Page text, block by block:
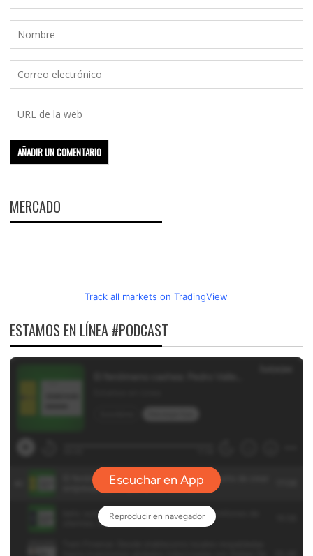
MERCADO
Track all markets on TradingView
ESTAMOS EN LÍNEA #PODCAST